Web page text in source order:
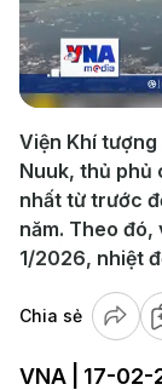
Viện Khí
Nuuk, thủ phủ
nhất từ trước
năm. Theo đó,
1/2026, nhiệt
Chia sẻ
VNA | 17-02-